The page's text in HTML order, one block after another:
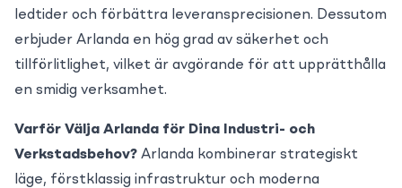
ledtider och förbättra leveransprecisionen. Dessutom
erbjuder Arlanda en hög grad av säkerhet och
tillförlitlighet, vilket är avgörande för att upprätthålla
en smidig verksamhet.
Varför Välja Arlanda för Dina Industri- och
Verkstadsbehov? Arlanda kombinerar strategiskt
läge, förstklassig infrastruktur och moderna